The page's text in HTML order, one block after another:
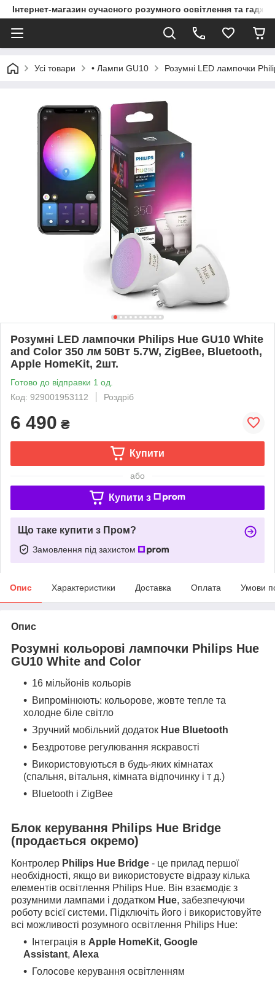
Інтернет-магазин сучасного розумного освітлення та
Усі товари • Лампи GU10 Розумні LED лампочки
Розумні LED лампочки Philips Hue GU10 White
and Color 350 лм 50Вт 5.7W, ZigBee, Bluetooth,
Apple HomeKit, 2шт.
Готово до відправки 1 од.
Код: 929001953112
Роздріб
6 490 ₴
Купити
або
Купити з
Що таке купити з Пром?
Замовлення під захистом
Опис Характеристики Доставка Оплата Умови
Опис
Розумні кольорові лампочки Philips Hue
GU10 White and Color
16 мільйонів кольорів
Випромінюють: кольорове, жовте тепле та
холодне біле світло
Зручний мобільний додаток Hue Bluetooth
Бездротове регулювання яскравості
Використовуються в будь-яких кімнатах
(спальня, вітальня, кімната відпочинку і т д.)
Bluetooth і ZigBee
Блок керування Philips Hue Bridge
(продається окремо)
Контролер Philips Hue Bridge - це прилад першої
необхідності, якщо ви використовуєте відразу кілька
елементів освітлення Philips Hue. Він взаємодіє з
розумними лампами і додатком Hue, забезпечуючи
роботу всієї системи. Підключіть його і використовуйте
всі можливості розумного освітлення Philips Hue:
Інтеграція в Apple HomeKit, Google
Assistant, Alexa
Голосове керування освітленням